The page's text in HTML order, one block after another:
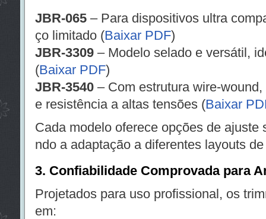
JBR-065– Para dispositivos ultra
ço limitado (Baixar PDF)
JBR-3309– Modelo selado e versátil,
(Baixar PDF)
JBR-3540– Com estrutura wire-
e resistência a altas tensões (Baixar
Cada modelo oferece opções de ajuste
ndo a adaptação a diferentes layouts
3. Confiabilidade Comprovada para
Projetados para uso profissional, os
em: